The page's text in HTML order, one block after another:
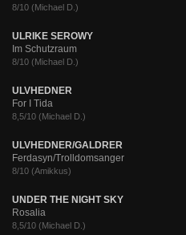
8/10 (Michael D.)
ULRIKE SEROWY
Im Schutzraum
8/10 (Michael D.)
ULVHEDNER
For I Tida
8,5/10 (Michael D.)
ULVHEDNER/GALDRER
Ferdasyn/Trolldomsanger
8/10 (Amikkus)
UNDER THE NIGHT SKY
Rosalia
8,5/10 (Michael D.)